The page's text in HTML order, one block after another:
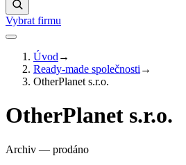
Vybrat firmu
Úvod →
Ready-made společnosti →
OtherPlanet s.r.o.
OtherPlanet s.r.o.
Archiv — prodáno